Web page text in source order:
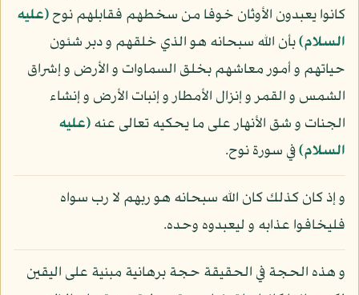
كانوا يعبدون الأوثان خوفا من سخطهم فقابلهم نوح(عليه
السلام)بأن الله سبحانه هو الذي خلقهم و دبر شئون
حياتهم و أمور معاشهم بخلق السماوات و الأرض و إشراق
الشمس و القمر و إنزال الأمطار و إنبات الأرض و إنشاء
الجنات و شق الأنهار على ما يحكيه تعالى عنه(عليه
السلام)في سورة نوح.
و إذ كان كذلك كان الله سبحانه هو ربهم لا رب سواه
فليخافوا عذابه و ليعبدوه وحده.
و هذه الحجة في الحقيقة حجة برهانية مبنية على اليقين